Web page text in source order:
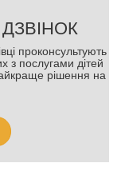
проконсультують
з послугами дітей
рішення на